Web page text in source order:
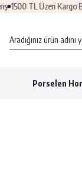
TL Üzeri Kargo
Porselen